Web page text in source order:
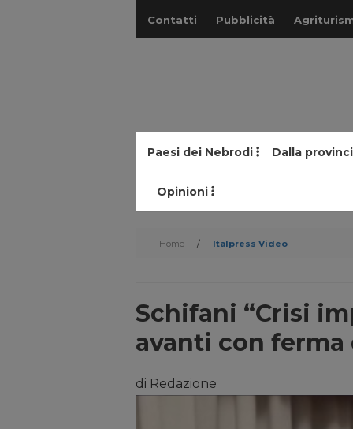
Contatti Pubblicità
Paesi dei Nebrodi Dalla
Opinioni
Home / Italpress Video
Schifani “Crisi
avanti con
di Redazione